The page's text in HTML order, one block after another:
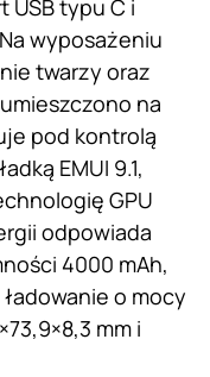
USB typu C i
wyposażeniu
twarzy oraz
na
pod kontrolą
EMUI 9.1,
GPU
odpowiada
4000 mAh,
o mocy
mm i